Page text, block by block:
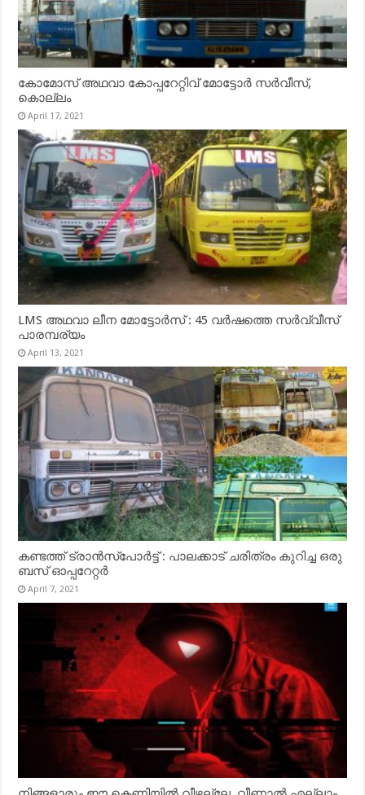
കോമോസ് അഥവാ കോപ്പറേറ്റിവ് മോട്ടോര്‍ സര്‍വീസ്,
കൊല്ലം
April 17, 2021
LMS അഥവാ ലീന മോട്ടോർസ് : 45 വർഷത്തെ സർവ്വീസ്
പാരമ്പര്യം
April 13, 2021
കണ്ടത്ത് ട്രാൻസ്‌പോർട്ട് : പാലക്കാട് ചരിത്രം കുറിച്ച ഒരു
ബസ് ഓപ്പറേറ്റർ
April 7, 2021